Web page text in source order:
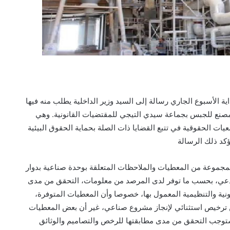
الأسبوع الجاري رسالة إلى السيد وزير الداخلية يطلب منه فيها
للجبس بجماعة سيدي التيجي للمقتضيات القانونية. وهي
الحقوقية في تتبع القضايا ذات الصلة بحماية الحقوق البيئية
ذلك الرسالة
من المعطيات والملاحظات المتعلقة بوحدة صناعية بدوار
بحسب ما توفر لدى المرصد من معلومات، التحقق من مدى
والتنظيمية المعمول بها، خصوصا وأن المعطيات المتوفرة،
ترخيص استثنائي لإنجاز مشروع صناعي، غير أن بعض المعطيات
التحقق من مدى مطابقتها للرخص والتصاميم والوثائق